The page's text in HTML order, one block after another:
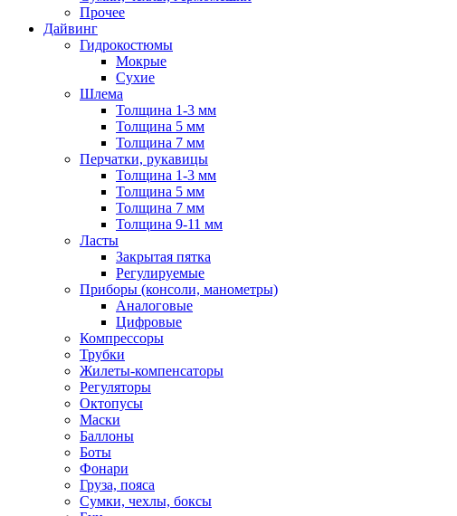
Прочее
Дайвинг
Гидрокостюмы
Мокрые
Сухие
Шлема
Толщина 1-3 мм
Толщина 5 мм
Толщина 7 мм
Перчатки, рукавицы
Толщина 1-3 мм
Толщина 5 мм
Толщина 7 мм
Толщина 9-11 мм
Ласты
Закрытая пятка
Регулируемые
Приборы (консоли, манометры)
Аналоговые
Цифровые
Компрессоры
Трубки
Жилеты-компенсаторы
Регуляторы
Октопусы
Маски
Баллоны
Боты
Фонари
Груза, пояса
Сумки, чехлы, боксы